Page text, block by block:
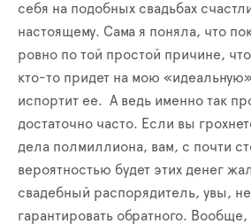
себя на подобных свадьбах
настоящему. Сама я поняла, что
ровно по той простой причине,
кто-то придет на мою
испортит ее. А ведь именно так
достаточно часто. Если вы
дела полмиллиона, вам, с почти
вероятностью будет этих денег
свадебный распорядитель, увы,
гарантировать обратного. Вообще,